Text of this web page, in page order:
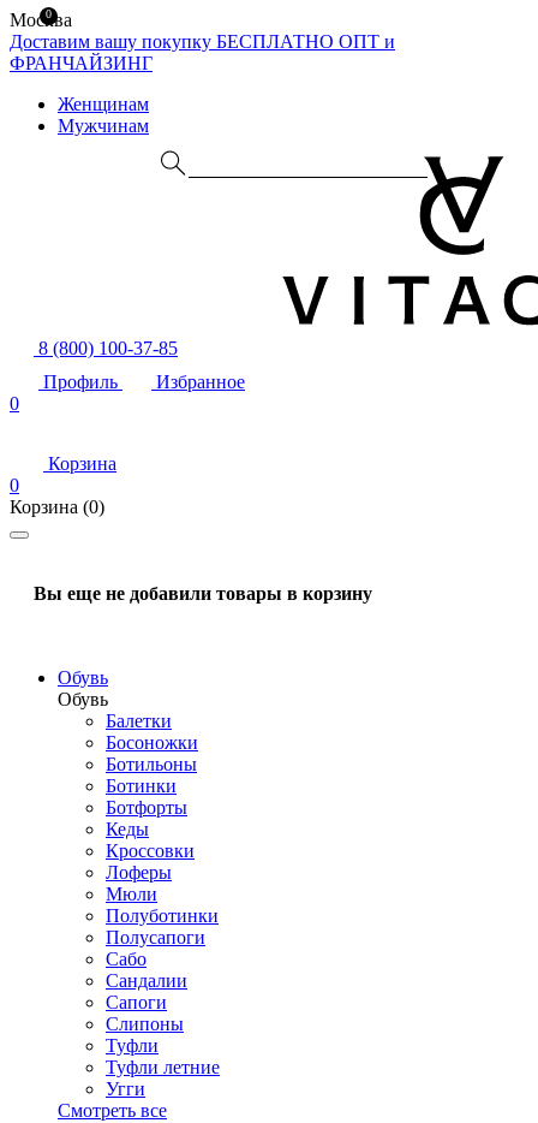
Москва
Доставим вашу покупку БЕСПЛАТНО ОПТ и
ФРАНЧАЙЗИНГ
Женщинам
Мужчинам
8 (800) 100-37-85
Профиль
Избранное
0
Корзина
0
Корзина (0)
Вы еще не добавили товары в корзину
Обувь
Обувь
Балетки
Босоножки
Ботильоны
Ботинки
Ботфорты
Кеды
Кроссовки
Лоферы
Мюли
Полуботинки
Полусапоги
Сабо
Сандалии
Сапоги
Слипоны
Туфли
Туфли летние
Угги
Смотреть все
0